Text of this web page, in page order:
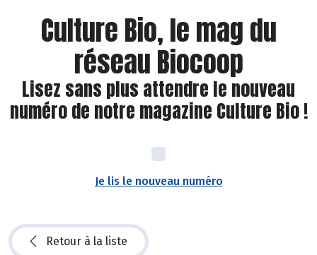
Culture Bio, le mag du
réseau Biocoop
Lisez sans plus attendre le nouveau
numéro de notre magazine Culture Bio !
Je lis le nouveau numéro
Retour à la liste